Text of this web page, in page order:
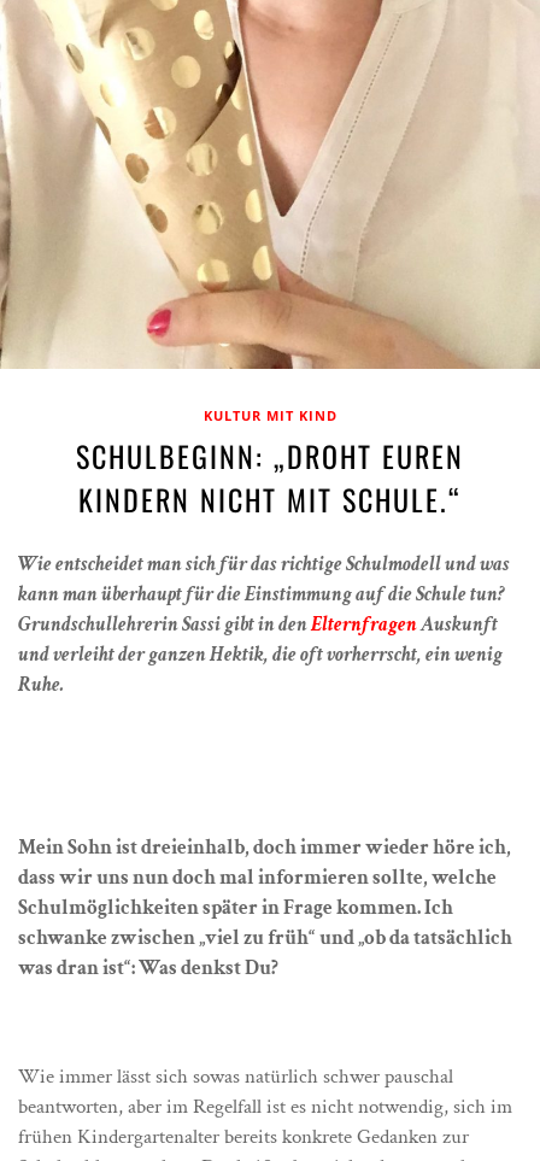
KULTUR MIT KIND
SCHULBEGINN: „DROHT EUREN
KINDERN NICHT MIT SCHULE.“
Wie entscheidet man sich für das richtige Schulmodell und was
kann man überhaupt für die Einstimmung auf die Schule tun?
Grundschullehrerin Sassi gibt in denElternfragenAuskunft
und verleiht der ganzen Hektik, die oft vorherrscht, ein wenig
Ruhe.
Mein Sohn ist dreieinhalb, doch immer wieder höre ich,
dass wir uns nun doch mal informieren sollte, welche
Schulmöglichkeiten später in Frage kommen. Ich
schwanke zwischen „viel zu früh“ und „ob da tatsächlich
was dran ist“: Was denkst Du?
Wie immer lässt sich sowas natürlich schwer pauschal
beantworten, aber im Regelfall ist es nicht notwendig, sich im
frühen Kindergartenalter bereits konkrete Gedanken zur